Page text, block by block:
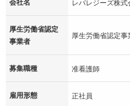
厚生労働省認定
事業者
厚生労働省認定事
募集職種 准看護師
雇用形態 正社員